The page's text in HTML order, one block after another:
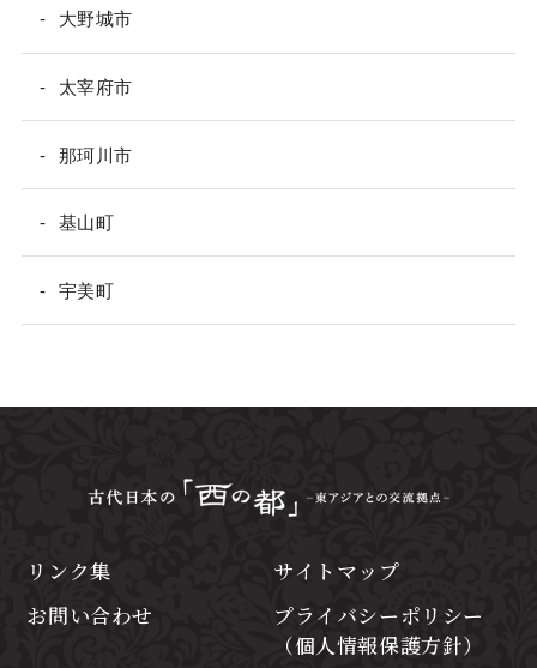
大野城市
太宰府市
那珂川市
基山町
宇美町
リンク集
サイトマップ
お問い合わせ
プライバシーポリシー
（個人情報保護方針）